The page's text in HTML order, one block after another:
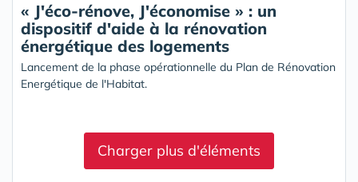
« J'éco-rénove, J'économise » : un
dispositif d'aide à la rénovation
énergétique des logements
Lancement de la phase opérationnelle du Plan de Rénovation
Energétique de l'Habitat.
Charger plus d'éléments